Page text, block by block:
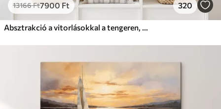
13166Ft7900 Ft 320
Absztrakció a vitorlásokkal a tengeren, akril stílusban, naplemente